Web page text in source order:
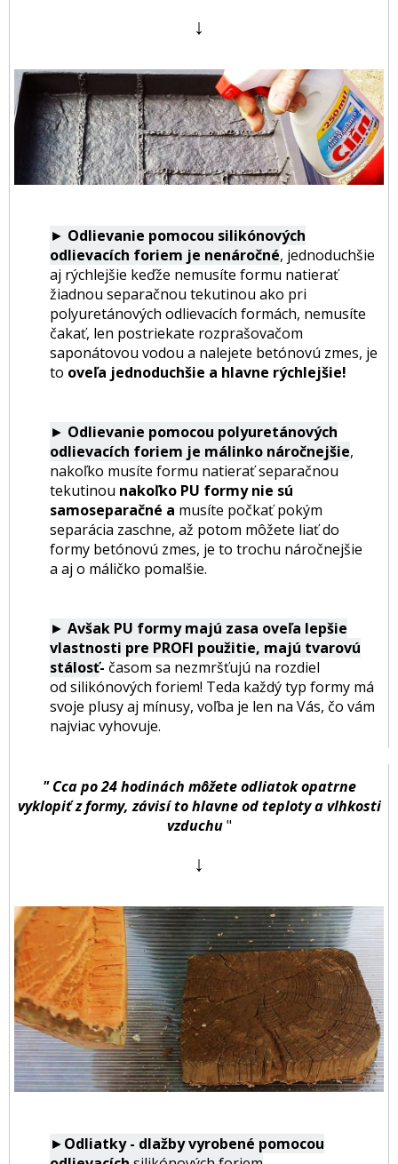
↓
► Odlievanie pomocou silikónových
odlievacích foriem je nenáročné, jednoduchšie
aj rýchlejšie keďže nemusíte formu natierať
žiadnou separačnou tekutinou ako pri
polyuretánových odlievacích formách, nemusíte
čakať, len postriekate rozprašovačom
saponátovou vodou a nalejete betónovú zmes, je
to oveľa jednoduchšie a hlavne rýchlejšie!
► Odlievanie pomocou polyuretánových
odlievacích foriem je málinko náročnejšie,
nakoľko musíte formu natierať separačnou
tekutinou nakoľko PU formy nie sú
samoseparačné a musíte počkať pokým
separácia zaschne, až potom môžete liať do
formy betónovú zmes, je to trochu náročnejšie
a aj o máličko pomalšie.
► Avšak PU formy majú zasa oveľa lepšie
vlastnosti pre PROFI použitie, majú tvarovú
stálosť- časom sa nezmršťujú na rozdiel
od silikónových foriem! Teda každý typ formy má
svoje plusy aj mínusy, voľba je len na Vás, čo vám
najviac vyhovuje.
" Cca po 24 hodinách môžete odliatok opatrne
vyklopiť z formy, závisí to hlavne od teploty a vlhkosti
vzduchu"
↓
►Odliatky - dlažby vyrobené pomocou